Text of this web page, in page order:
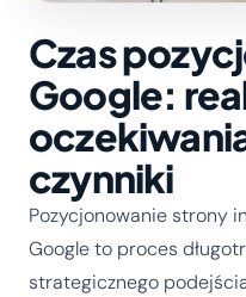
Czas
Google:
czynniki
Pozycjonowanie strony
Google to proces
strategicznego